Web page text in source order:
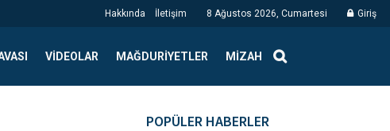
Hakkında İletişim 8 Ağustos 2026, Cumartesi Giriş
VIDEOLAR MAĞDURIYETLER MIZAH
POPÜLER HABERLER